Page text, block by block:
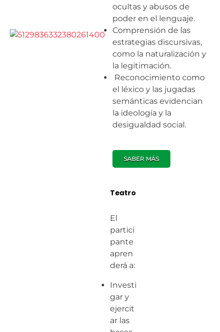
ocultas y abusos de
poder en el lenguaje.
Comprensión de las
estrategias discursivas,
como la naturalización y
la legitimación.
Reconocimiento como
el léxico y las jugadas
semánticas evidencian
la ideología y la
desigualdad social.
SABER MÁS
Teatro
El
partici
pante
apren
derá a:
Investi
gar y
ejercit
ar las